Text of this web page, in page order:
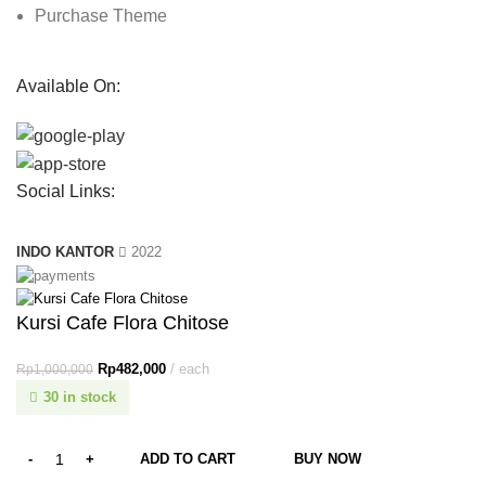
Purchase Theme
Available On:
Social Links:
INDO KANTOR 2022
Kursi Cafe Flora Chitose
Rp1,000,000 Rp482,000
each
30 in stock
ADD TO CART BUY NOW